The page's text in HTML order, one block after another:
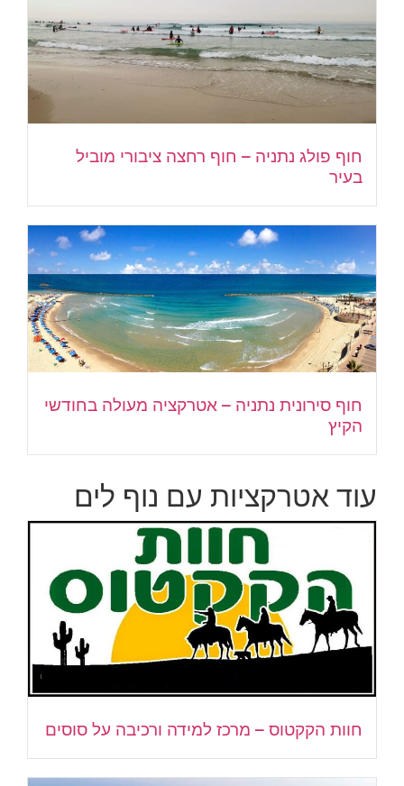
חוף פולג נתניה – חוף רחצה ציבורי מוביל
בעיר
חוף סירונית נתניה – אטרקציה מעולה בחודשי
הקיץ
עוד אטרקציות עם נוף לים
חוות הקקטוס – מרכז למידה ורכיבה על סוסים